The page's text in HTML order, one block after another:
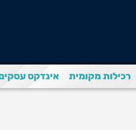
רכילות מקומית אינדקס